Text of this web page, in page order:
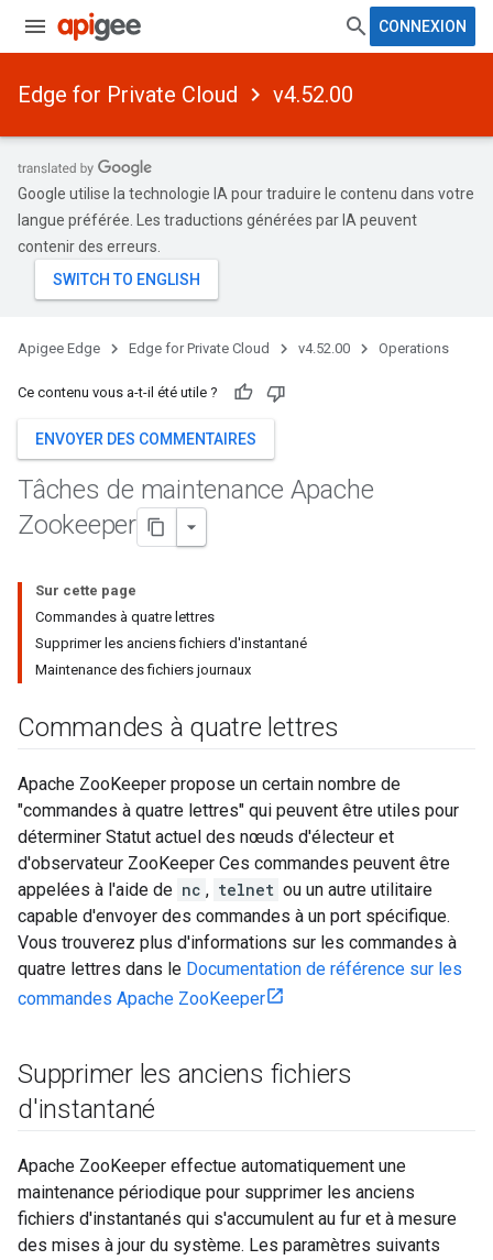
CONNEXION
Edge for Private Cloud v4.52.00
Google utilise la technologie IA pour traduire le contenu dans votre
langue préférée. Les traductions générées par IA peuvent
contenir des erreurs.
Apigee Edge Edge for Private Cloud v4.52.00 Operations
Ce contenu vous a-t-il été utile ?
ENVOYER DES COMMENTAIRES
Tâches de maintenance Apache
Zookeeper
Sur cette page
Commandes à quatre lettres
Supprimer les anciens fichiers d'instantané
Maintenance des fichiers journaux
Commandes à quatre lettres
Apache ZooKeeper propose un certain nombre de
"commandes à quatre lettres" qui peuvent être utiles pour
déterminer Statut actuel des nœuds d'électeur et
d'observateur ZooKeeper Ces commandes peuvent être
appelées à l'aide de nc , telnet ou un autre utilitaire
capable d'envoyer des commandes à un port spécifique.
Vous trouverez plus d'informations sur les commandes à
quatre lettres dans le Documentation de référence sur les
commandes Apache ZooKeeper
Supprimer les anciens fichiers
d'instantané
Apache ZooKeeper effectue automatiquement une
maintenance périodique pour supprimer les anciens
fichiers d'instantanés qui s'accumulent au fur et à mesure
des mises à jour du système. Les paramètres suivants